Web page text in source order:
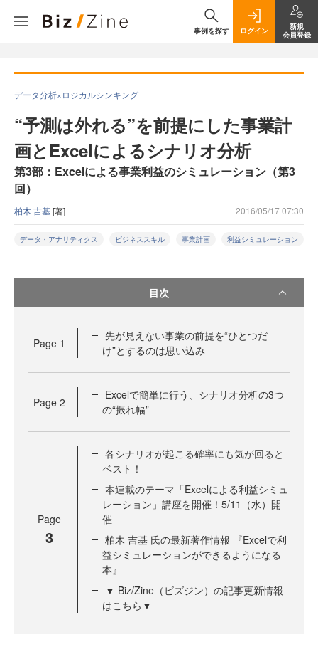
事例を探す ログイン
新規
会員登録
データ分析×ロジカルシンキング
“予測は外れる”を前提にした事業計
画とExcelによるシナリオ分析
第3部：Excelによる事業利益のシミュレーション（第3
回）
柏木 吉基[著] 2016/05/17 07:30
データ・アナリティクス ビジネススキル 事業計画 利益シミュレーション
目次
Page 1
先が見えない事業の前提を“ひとつだ
け”とするのは思い込み
Page 2
Excelで簡単に行う、シナリオ分析の3つ
の“振れ幅”
Page
3
各シナリオが起こる確率にも気が回ると
ベスト！
本連載のテーマ「Excelによる利益シミュ
レーション」講座を開催！5/11（水）開
催
柏木 吉基 氏の最新著作情報 『Excelで利
益シミュレーションができるようになる
本』
▼ Biz/Zine（ビズジン）の記事更新情報
はこちら▼